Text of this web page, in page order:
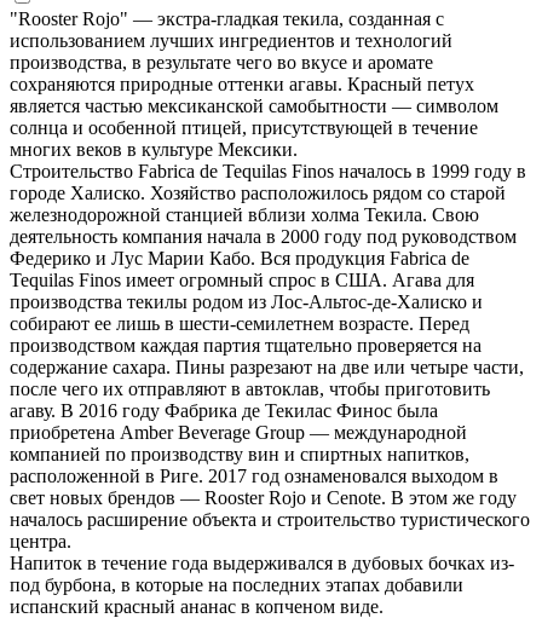
"Rooster Rojo" — экстра-гладкая текила, созданная с
использованием лучших ингредиентов и технологий
производства, в результате чего во вкусе и аромате
сохраняются природные оттенки агавы. Красный петух
является частью мексиканской самобытности — символом
солнца и особенной птицей, присутствующей в течение
многих веков в культуре Мексики.
Строительство Fabrica de Tequilas Finos началось в 1999 году в
городе Халиско. Хозяйство расположилось рядом со старой
железнодорожной станцией вблизи холма Текила. Свою
деятельность компания начала в 2000 году под руководством
Федерико и Лус Марии Кабо. Вся продукция Fabrica de
Tequilas Finos имеет огромный спрос в США. Агава для
производства текилы родом из Лос-Альтос-де-Халиско и
собирают ее лишь в шести-семилетнем возрасте. Перед
производством каждая партия тщательно проверяется на
содержание сахара. Пины разрезают на две или четыре части,
после чего их отправляют в автоклав, чтобы приготовить
агаву. В 2016 году Фабрика де Текилас Финос была
приобретена Amber Beverage Group — международной
компанией по производству вин и спиртных напитков,
расположенной в Риге. 2017 год ознаменовался выходом в
свет новых брендов — Rooster Rojo и Cenote. В этом же году
началось расширение объекта и строительство туристического
центра.
Напиток в течение года выдерживался в дубовых бочках из-
под бурбона, в которые на последних этапах добавили
испанский красный ананас в копченом виде.